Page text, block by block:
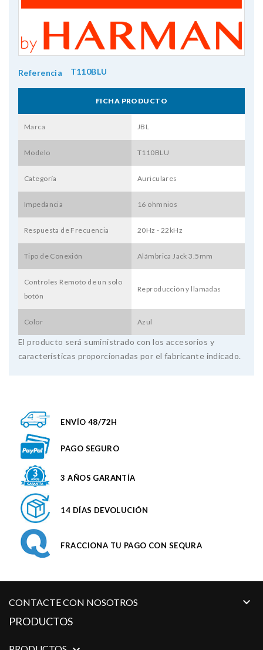
Referencia T110BLU
FICHA PRODUCTO
Marca JBL
Modelo T110BLU
Categoría Auriculares
Impedancia 16 ohmnios
Respuesta de Frecuencia 20Hz - 22kHz
Tipo de Conexión Alámbrica Jack 3.5mm
Controles Remoto de un solo
botón
Reproducción y llamadas
Color Azul
El producto será suministrado con los accesorios y
características proporcionadas por el fabricante indicado.
ENVÍO 48/72H
PAGO SEGURO
3 AÑOS GARANTÍA
14 DÍAS DEVOLUCIÓN
FRACCIONA TU PAGO CON SEQURA
CONTACTE CON NOSOTROS 
PRODUCTOS